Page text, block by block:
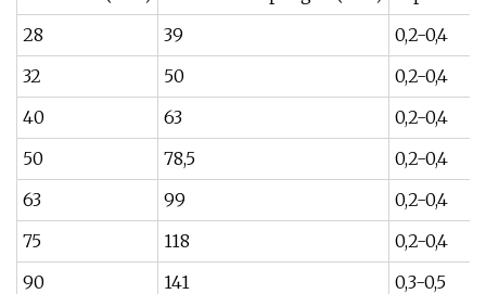
28
39
0,2-0,4
32
50
0,2-0,4
40
63
0,2-0,4
50
78,5
0,2-0,4
63
99
0,2-0,4
75
118
0,2-0,4
90
141
0,3-0,5